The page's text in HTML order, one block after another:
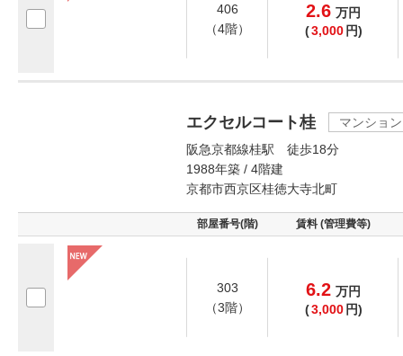
406
（4階）
2.6 万円
(3,000 円)
エクセルコート桂
マンション
阪急京都線桂駅 徒歩18分
1988年築 / 4階建
京都市西京区桂徳大寺北町
部屋番号(階) 賃料 (管理費等)
303
（3階）
6.2 万円
(3,000 円)